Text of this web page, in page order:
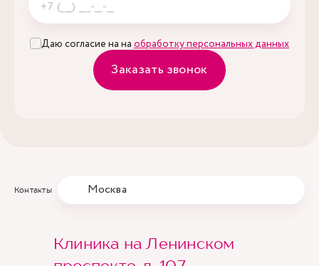
Даю согласие на на обработку персональных данных
Заказать звонок
Контакты Москва
Клиника на Ленинском